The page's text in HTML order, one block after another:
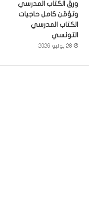
ورق الكتاب المدرسي
وتؤمّن كامل حاجيات
الكتاب المدرسي
التونسي
28 يوليو 2026